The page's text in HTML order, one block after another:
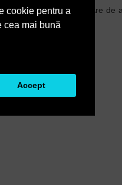
cookie pentru a
cea mai bună
Accept
de blocare a lamei. Are de